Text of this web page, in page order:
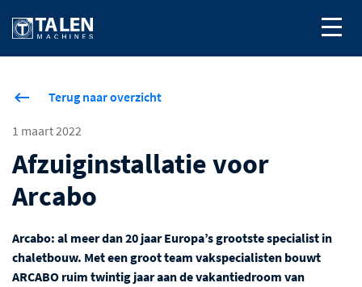
Terug naar overzicht
1 maart 2022
Afzuiginstallatie voor
Arcabo
Arcabo: al meer dan 20 jaar Europa’s grootste specialist in
chaletbouw. Met een groot team vakspecialisten bouwt
ARCABO ruim twintig jaar aan de vakantiedroom van